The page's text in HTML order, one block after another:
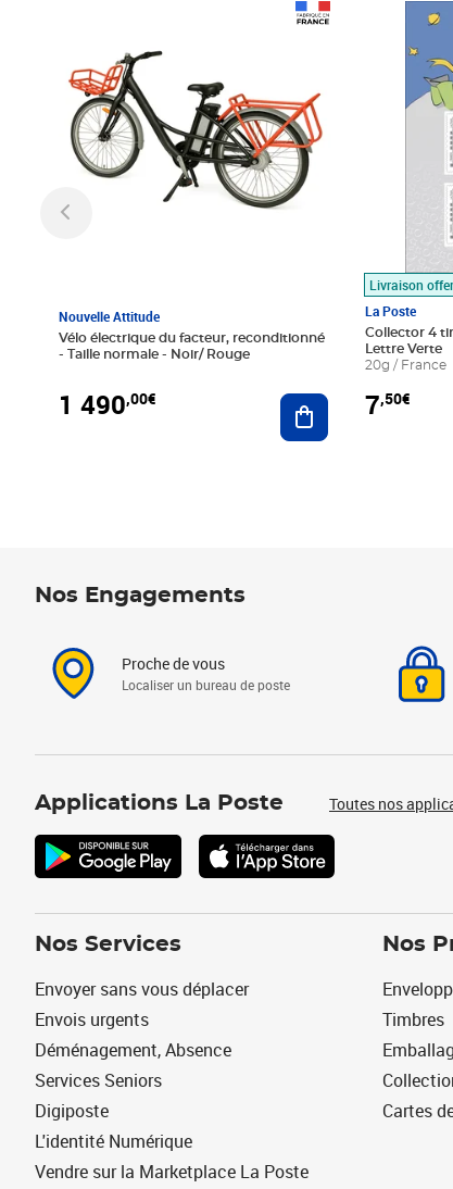
Nouvelle Attitude
Vélo électrique du facteur, reconditionné
- Taille normale - Noir/ Rouge
1 490,00€ Ajouter au panier
Livraison
La Poste
Collector 4
Lettre Verte
20g / France
7,50€
Prix 7,50€
Nos Engagements
Proche de vous
Localiser un bureau de poste
Applications La Poste Toutes nos
Nos Services
Envoyer sans vous déplacer
Envois urgents
Déménagement, Absence
Services Seniors
Digiposte
L'identité Numérique
Vendre sur la Marketplace La Poste
Nos
Timbres
Cartes